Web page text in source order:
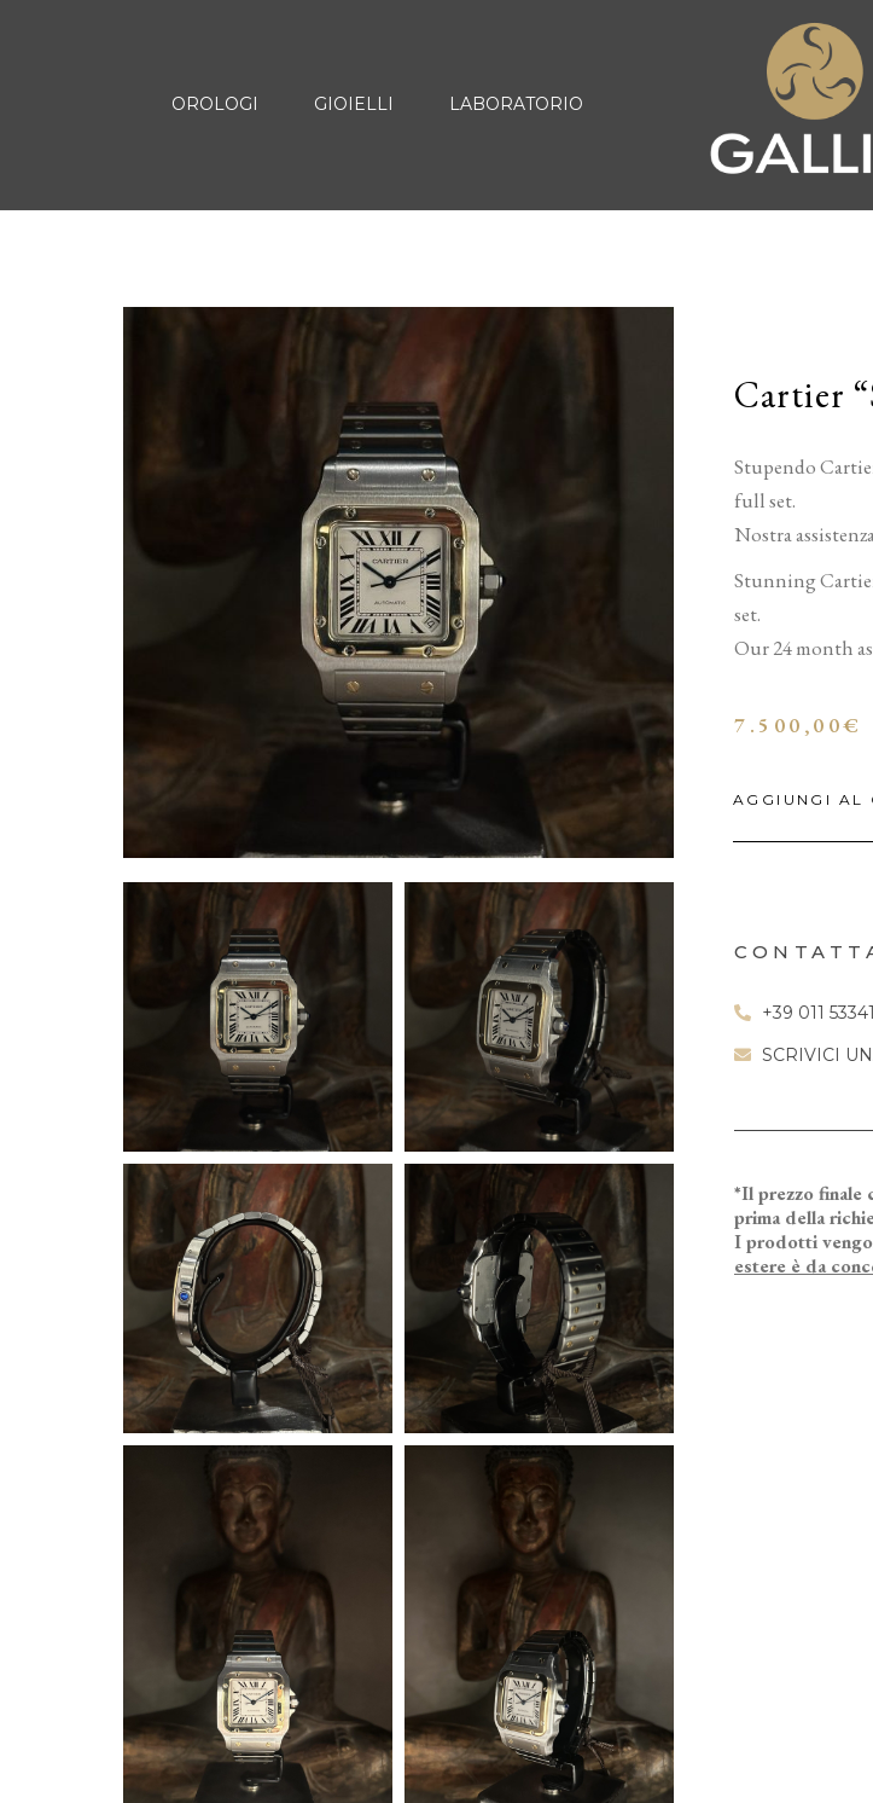
OROLOGI GIOIELLI LABORATORIO
Cartier
Stupendo
full set.
Nostra
Stunning
set.
Our 24 month
7.500,00€
AGGIUNGI AL
+39 011
SCRIVICI
*Il prezzo finale
prima della
I prodotti
estere è da